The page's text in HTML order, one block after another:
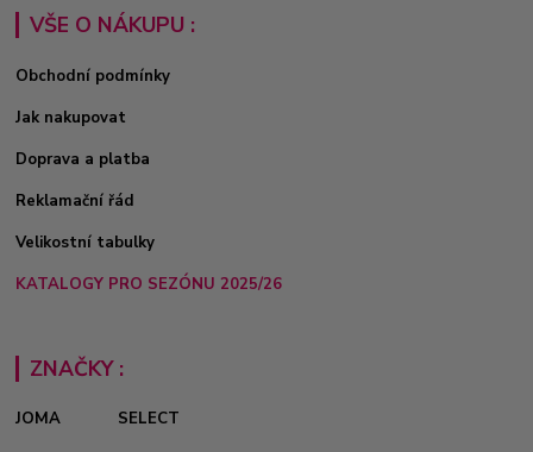
VŠE O NÁKUPU :
Obchodní podmínky
Jak nakupovat
Doprava a platba
Reklamační řád
Velikostní tabulky
KATALOGY PRO SEZÓNU 2025/26
ZNAČKY :
JOMA
SELECT